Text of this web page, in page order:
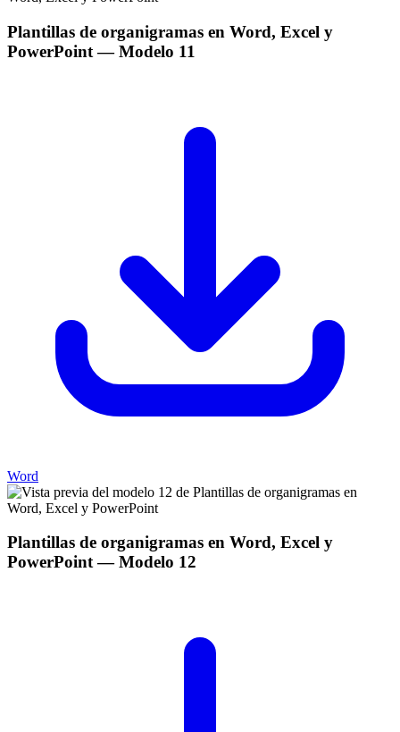
Plantillas de organigramas en Word, Excel y
PowerPoint— Modelo 11
Word
Plantillas de organigramas en Word, Excel y
PowerPoint— Modelo 12